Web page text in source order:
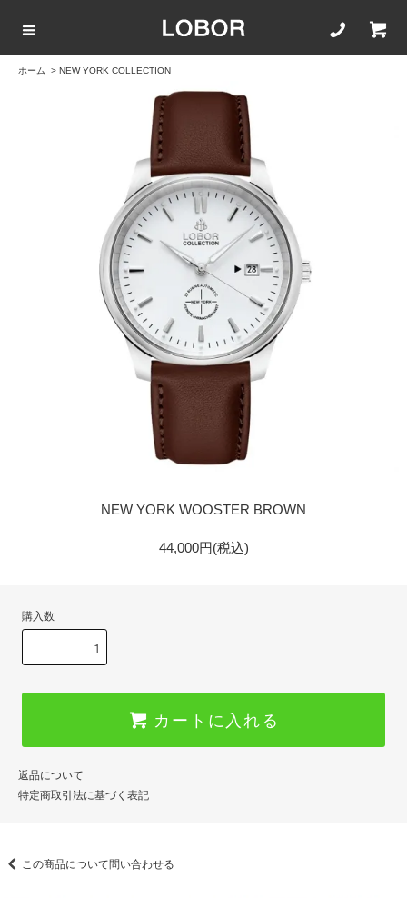
ホーム > NEW YORK COLLECTION
NEW YORK WOOSTER BROWN
44,000円(税込)
購入数
カートに入れる
返品について
特定商取引法に基づく表記
この商品について問い合わせる